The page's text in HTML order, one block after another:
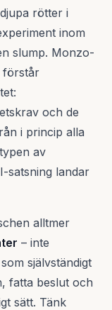
rötter i
inom
slump. Monzo-
förstår
och de
i princip alla
av
satsning landar
alltmer
– inte
självständigt
fatta beslut och
sätt. Tänk